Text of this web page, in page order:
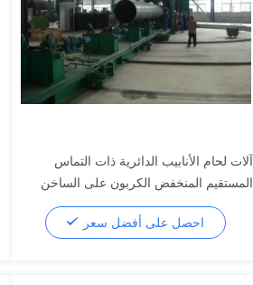
آلات لحام الأنابيب الدائرية ذات التماس
المستقيم المنخفض الكربون على الساخن
احصل على أفضل سعر